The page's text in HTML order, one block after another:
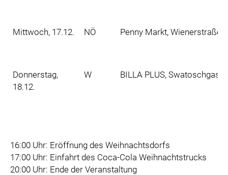
Mittwoch, 17.12. NÖ Penny Markt, Wienerstraße
Donnerstag,
18.12.
W BILLA PLUS,
16:00 Uhr: Eröffnung des Weihnachtsdorfs
17:00 Uhr: Einfahrt des Coca-Cola Weihnachtstrucks
20:00 Uhr: Ende der Veranstaltung